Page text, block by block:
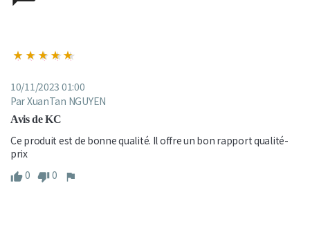
10/11/2023 01:00
Par XuanTan NGUYEN
Avis de KC
Ce produit est de bonne qualité. Il offre un bon rapport qualité-
prix
0
0